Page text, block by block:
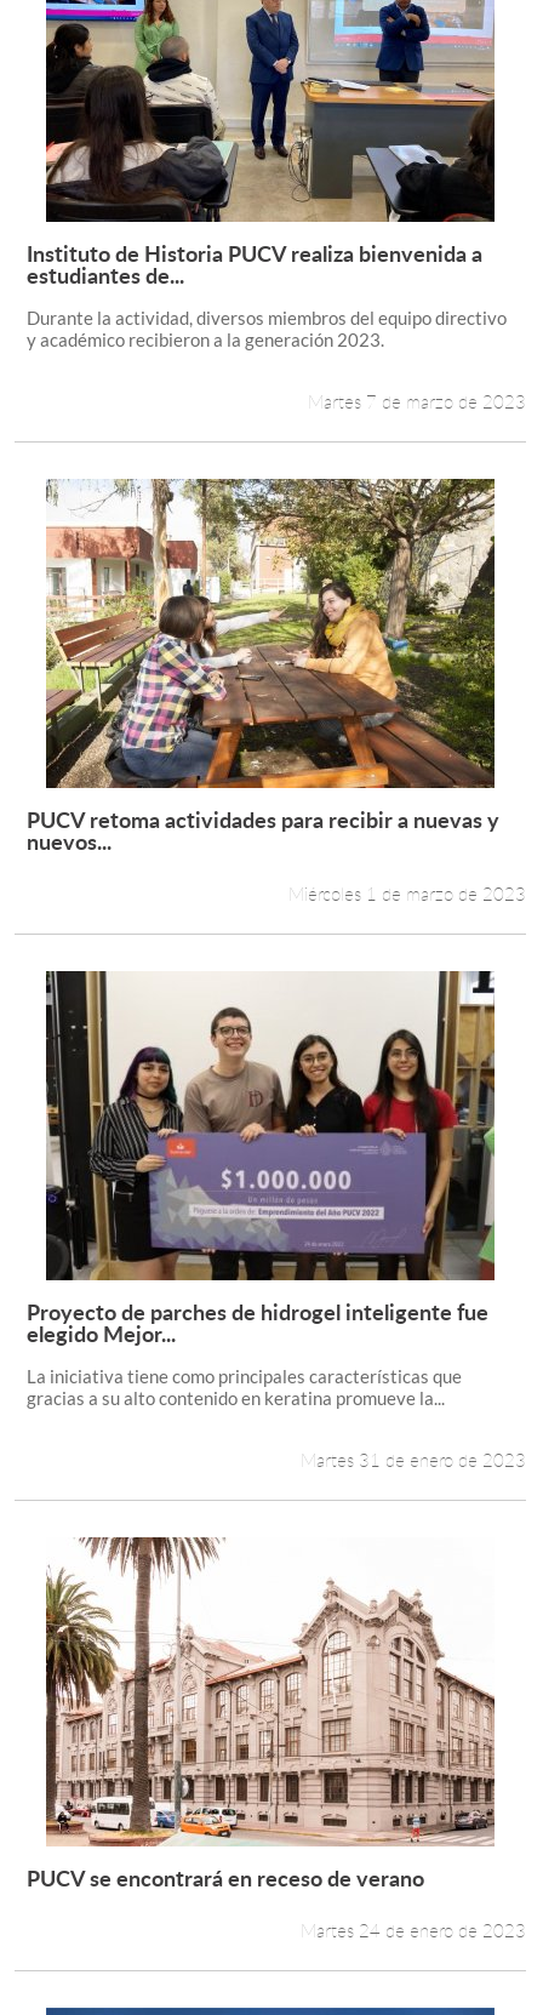
Leer más +
Instituto de Historia PUCV realiza bienvenida a
estudiantes de...
Durante la actividad, diversos miembros del equipo directivo
y académico recibieron a la generación 2023.
Martes 7 de marzo de 2023
Leer más +
PUCV retoma actividades para recibir a nuevas y
nuevos...
Miércoles 1 de marzo de 2023
Leer más +
Proyecto de parches de hidrogel inteligente fue
elegido Mejor...
La iniciativa tiene como principales características que
gracias a su alto contenido en keratina promueve la...
Martes 31 de enero de 2023
Leer más +
PUCV se encontrará en receso de verano
Martes 24 de enero de 2023